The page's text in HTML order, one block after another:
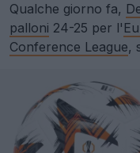
Qualche giorno fa,
palloni 24-25 per l'
Conference League,